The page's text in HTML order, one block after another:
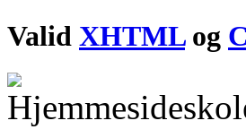
Valid XHTMLog